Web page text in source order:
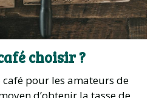
choisir ?
pour les amateurs de